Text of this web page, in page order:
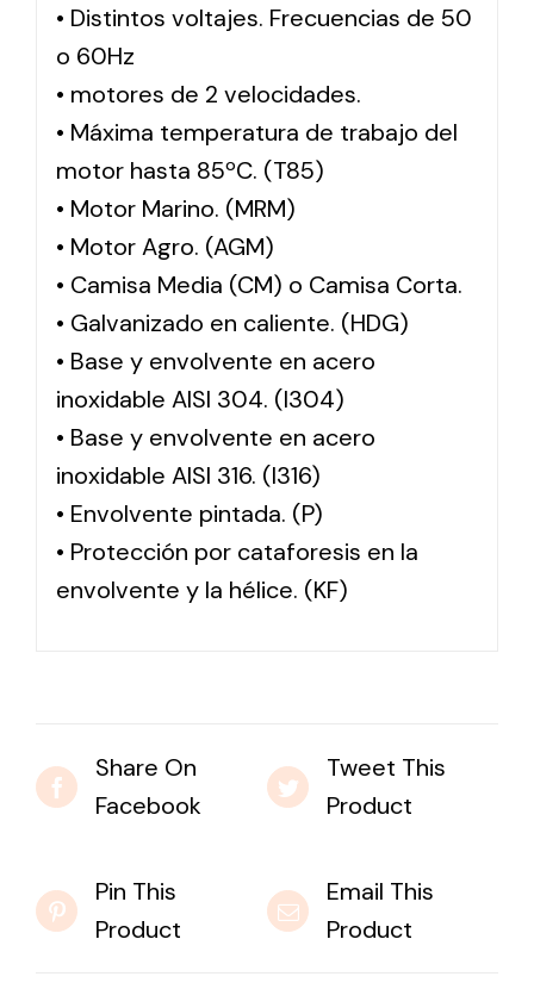
• Distintos voltajes. Frecuencias de 50
o 60Hz
• motores de 2 velocidades.
• Máxima temperatura de trabajo del
motor hasta 85ºC. (T85)
• Motor Marino. (MRM)
• Motor Agro. (AGM)
• Camisa Media (CM) o Camisa Corta.
• Galvanizado en caliente. (HDG)
• Base y envolvente en acero
inoxidable AISI 304. (I304)
• Base y envolvente en acero
inoxidable AISI 316. (I316)
• Envolvente pintada. (P)
• Protección por cataforesis en la
envolvente y la hélice. (KF)
Share On
Facebook
Tweet This
Product
Pin This
Product
Email This
Product